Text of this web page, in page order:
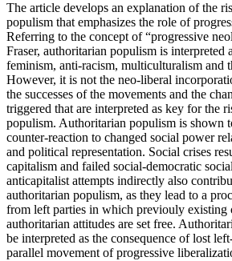
The article develops an explanation of the
populism that emphasizes the role of
Referring to the concept of “progressive
Fraser, authoritarian populism is interpreted
feminism, anti-racism, multiculturalism and
However, it is not the neo-liberal
the successes of the movements and the
triggered that are interpreted as key for the
populism. Authoritarian populism is shown
counter-reaction to changed social power
and political representation. Social crises
capitalism and failed social-democratic
anticapitalist attempts indirectly also
authoritarian populism, as they lead to a
from left parties in which previouly existing
authoritarian attitudes are set free.
be interpreted as the consequence of lost
parallel movement of progressive